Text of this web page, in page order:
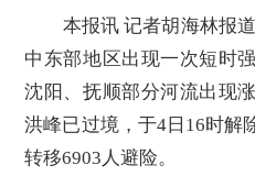
本报讯 记者胡海林报道
中东部地区出现一次短时
沈阳、抚顺部分河流出现
洪峰已过境，于4日16时解
转移6903人避险。